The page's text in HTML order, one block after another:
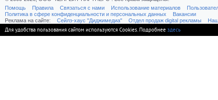
Помощь
Правила Связаться с нами Использование материалов
Политика в сфере конфиденциальности и персональных данных
Вакансии
Реклама на сайте:
Cейлз-хаус "Диджимедиа" Отдел продаж digital рекламы
Для удобства пользования сайтом используются Cookies. Подробнее здесь